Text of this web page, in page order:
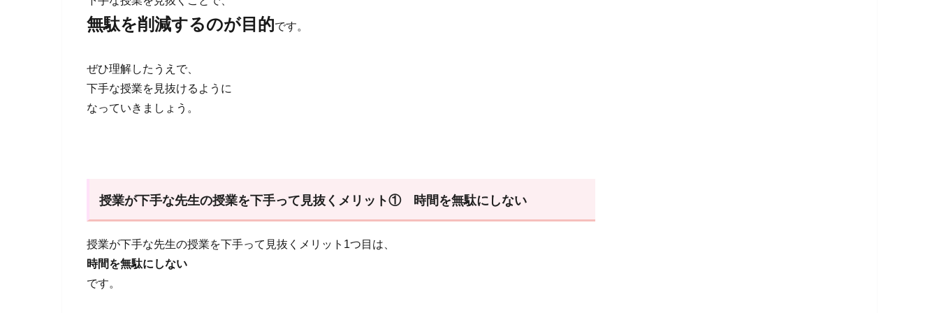
無駄を削減するのが目的です。
ぜひ理解したうえで、
下手な授業を見抜けるように
なっていきましょう。
授業が下手な先生の授業を下手って見抜くメリット① 時間を無駄にしない
授業が下手な先生の授業を下手って見抜くメリット1つ目は、
時間を無駄にしない
です。